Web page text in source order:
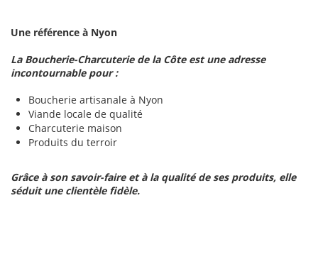
Une référence à Nyon
La Boucherie-Charcuterie de la Côte est une adresse
incontournable pour :
Boucherie artisanale à Nyon
Viande locale de qualité
Charcuterie maison
Produits du terroir
Grâce à son savoir-faire et à la qualité de ses produits, elle
séduit une clientèle fidèle.